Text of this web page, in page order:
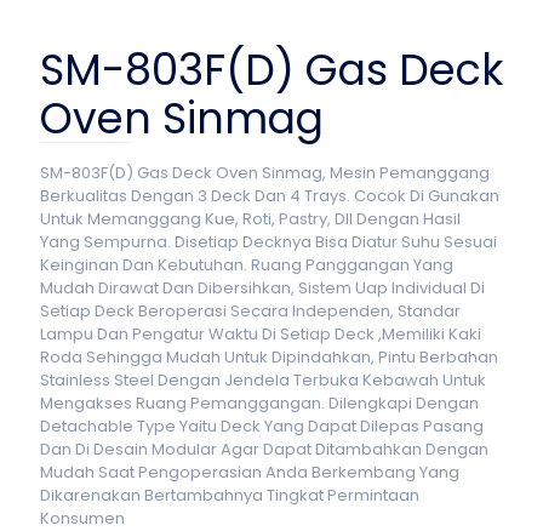
SM-803F(D) Gas Deck
Oven Sinmag
SM-803F(D) Gas Deck Oven Sinmag, Mesin Pemanggang
Berkualitas Dengan 3 Deck Dan 4 Trays. Cocok Di Gunakan
Untuk Memanggang Kue, Roti, Pastry, Dll Dengan Hasil
Yang Sempurna. Disetiap Decknya Bisa Diatur Suhu Sesuai
Keinginan Dan Kebutuhan. Ruang Panggangan Yang
Mudah Dirawat Dan Dibersihkan, Sistem Uap Individual Di
Setiap Deck Beroperasi Secara Independen, Standar
Lampu Dan Pengatur Waktu Di Setiap Deck ,Memiliki Kaki
Roda Sehingga Mudah Untuk Dipindahkan, Pintu Berbahan
Stainless Steel Dengan Jendela Terbuka Kebawah Untuk
Mengakses Ruang Pemanggangan. Dilengkapi Dengan
Detachable Type Yaitu Deck Yang Dapat Dilepas Pasang
Dan Di Desain Modular Agar Dapat Ditambahkan Dengan
Mudah Saat Pengoperasian Anda Berkembang Yang
Dikarenakan Bertambahnya Tingkat Permintaan
Konsumen